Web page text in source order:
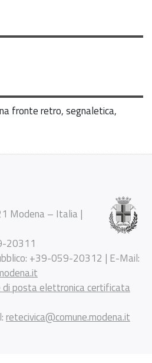
fronte retro, segnaletica,
Modena – Italia |
20311
+39-059-20312 | E-Mail:
di posta elettronica certificata
retecivica@comune.modena.it